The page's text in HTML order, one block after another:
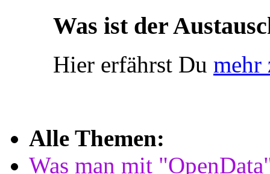
Was ist der
Hier erfährst Du mehr
Alle Themen:
Was man mit